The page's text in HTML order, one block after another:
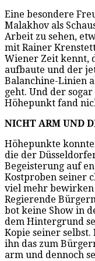
Eine besondere
Malakhov als
Arbeit zu sehen,
mit Rainer
Wiener Zeit kennt,
aufbaute und der
Balanchine-Linien
geht. Und der
Höhepunkt fand
NICHT ARM UND
Höhepunkte
die der
Begeisterung auf
Kostproben seiner
viel mehr bewirken
Regierende
bot keine Show in
dem Hintergrund
Kopie seiner
ihn das zum
arm und dennoch